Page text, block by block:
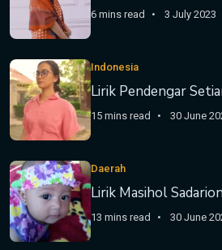
6 mins read 3 July 2023
Indonesia
Lirik Pendengar
15 mins read 30 June
Daerah
Lirik Masihol Sadarion
13 mins read 30 June